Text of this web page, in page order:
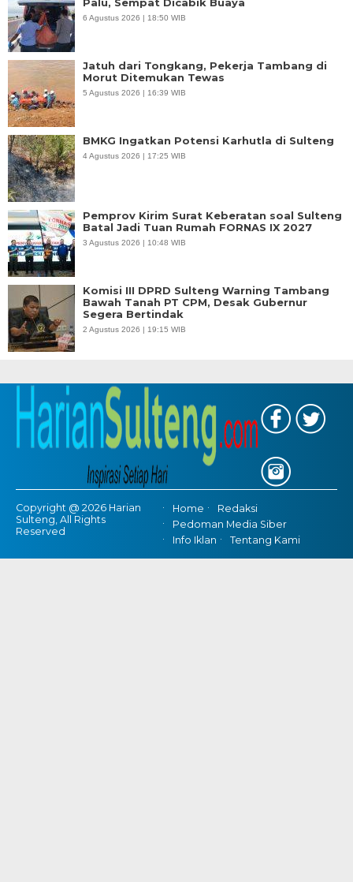
6 Agustus 2026 | 18:50 WIB
Jatuh dari Tongkang, Pekerja Tambang di
Morut Ditemukan Tewas
5 Agustus 2026 | 16:39 WIB
BMKG Ingatkan Potensi Karhutla di Sulteng
4 Agustus 2026 | 17:25 WIB
Pemprov Kirim Surat Keberatan soal Sulteng
Batal Jadi Tuan Rumah FORNAS IX 2027
3 Agustus 2026 | 10:48 WIB
Komisi III DPRD Sulteng Warning Tambang
Bawah Tanah PT CPM, Desak Gubernur
Segera Bertindak
2 Agustus 2026 | 19:15 WIB
Copyright @ 2026 Harian
Sulteng, All Rights
Reserved
Home
Redaksi
Pedoman Media Siber
Info Iklan
Tentang Kami